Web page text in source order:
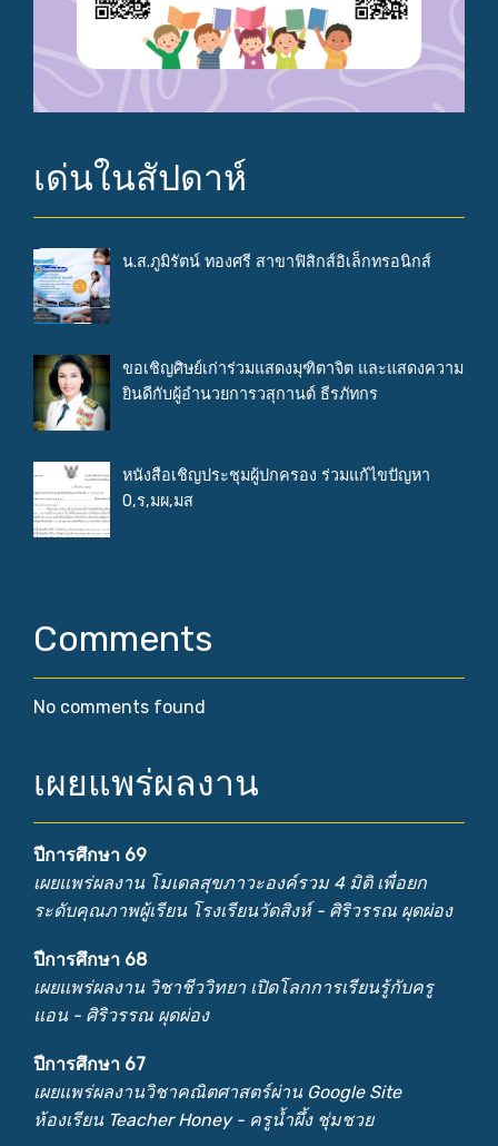
เด่นในสัปดาห์
น.ส.ภูมิรัตน์ ทองศรี สาขาฟิสิกส์อิเล็กทรอนิกส์
ขอเชิญศิษย์เก่าร่วมแสดงมุฑิตาจิต และแสดงความ
ยินดีกับผู้อำนวยการวสุกานต์ ธีรภัทกร
หนังสือเชิญประชุมผู้ปกครอง ร่วมแก้ไขปัญหา
0,ร,มผ,มส
Comments
No comments found
เผยแพร่ผลงาน
ปีการศึกษา 69
เผยแพร่ผลงาน โมเดลสุขภาวะองค์รวม 4 มิติ เพื่อยก
ระดับคุณภาพผู้เรียน โรงเรียนวัดสิงห์ - ศิริวรรณ ผุดผ่อง
ปีการศึกษา 68
เผยแพร่ผลงาน วิชาชีววิทยา เปิดโลกการเรียนรู้กับครู
แอน - ศิริวรรณ ผุดผ่อง
ปีการศึกษา 67
เผยแพร่ผลงานวิชาคณิตศาสตร์ผ่าน Google Site
ห้องเรียน Teacher Honey - ครูน้ำผึ้ง ชุ่มชวย